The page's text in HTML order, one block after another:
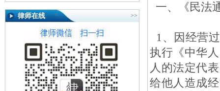
律师在线 >>
一、《民法
1、因经营
执行《中华
人的法定代
给他人造成